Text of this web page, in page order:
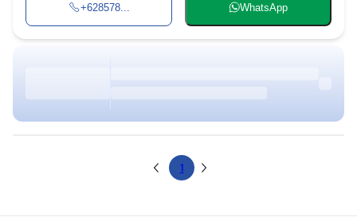
+628578... WhatsApp
1